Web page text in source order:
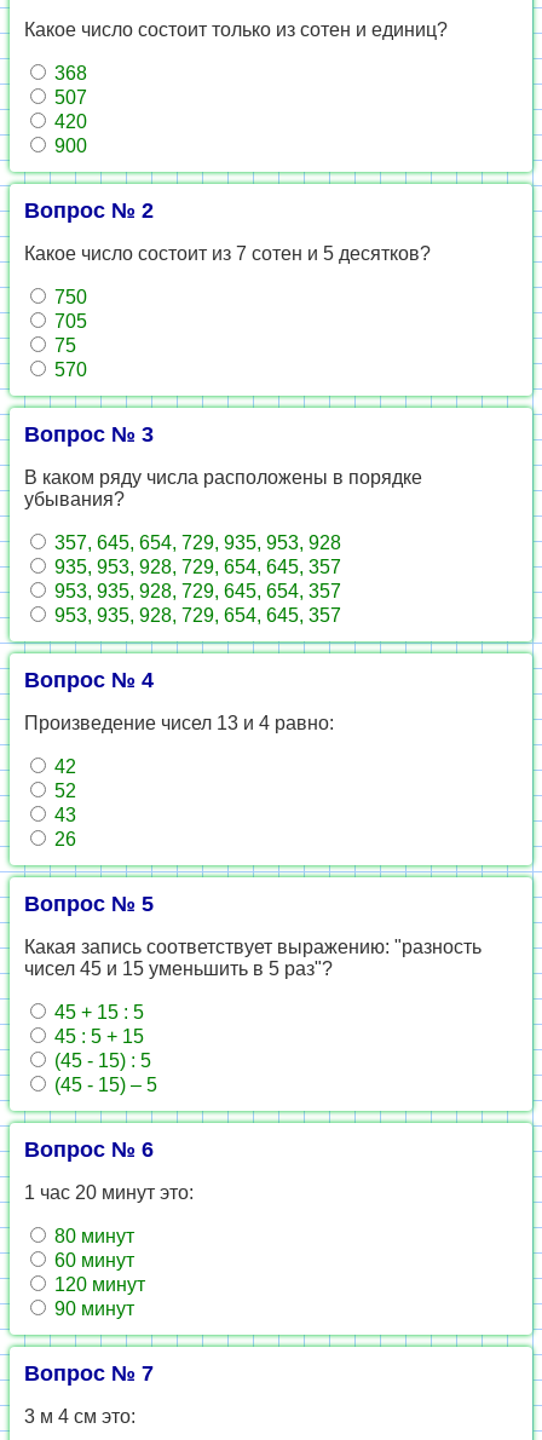
Какое число состоит только из сотен и единиц?
368
507
420
900
Вопрос № 2
Какое число состоит из 7 сотен и 5 десятков?
750
705
75
570
Вопрос № 3
В каком ряду числа расположены в порядке
убывания?
357, 645, 654, 729, 935, 953, 928
935, 953, 928, 729, 654, 645, 357
953, 935, 928, 729, 645, 654, 357
953, 935, 928, 729, 654, 645, 357
Вопрос № 4
Произведение чисел 13 и 4 равно:
42
52
43
26
Вопрос № 5
Какая запись соответствует выражению: "разность
чисел 45 и 15 уменьшить в 5 раз"?
45 + 15 : 5
45 : 5 + 15
(45 - 15) : 5
(45 - 15) – 5
Вопрос № 6
1 час 20 минут это:
80 минут
60 минут
120 минут
90 минут
Вопрос № 7
3 м 4 см это: